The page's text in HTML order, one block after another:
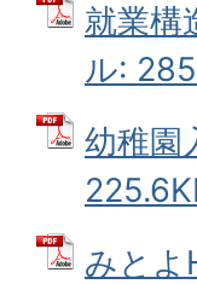
就業構
ル:
幼稚園
みとよ